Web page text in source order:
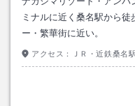
ミナルに近く桑名駅から
ー・繁華街に近い。
アクセス： ＪＲ・近鉄桑名